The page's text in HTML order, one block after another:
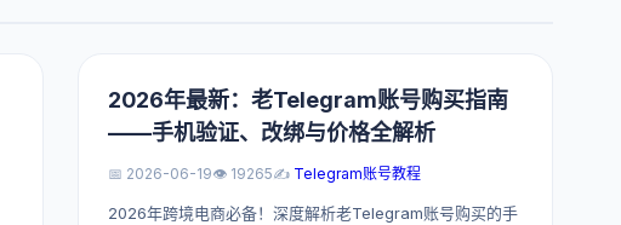
2026年最新：老Telegram账号购买指南
——手机验证、改绑与价格全解析
📅 2026-06-19👁️ 19265✍️ Telegram账号教程
2026年跨境电商必备！深度解析老Telegram账号购买的手